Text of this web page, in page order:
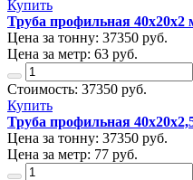
Купить
Труба профильная 40х20х2
Цена за тонну: 37350 руб.
Цена за метр: 63 руб.
Стоимость: 37350 руб.
Купить
Труба профильная
Цена за тонну: 37350 руб.
Цена за метр: 77 руб.